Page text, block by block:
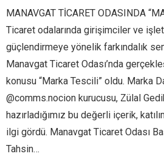
MANAVGAT TİCARET ODASINDA
Ticaret odalarında girişimciler ve
güçlendirmeye yönelik farkındalık
Manavgat Ticaret Odası’nda
konusu “Marka Tescili” oldu. Marka
@comms.nocion kurucusu, Zülal
hazırladığımız bu değerli içerik,
ilgi gördü. Manavgat Ticaret Odası
Tahsin…